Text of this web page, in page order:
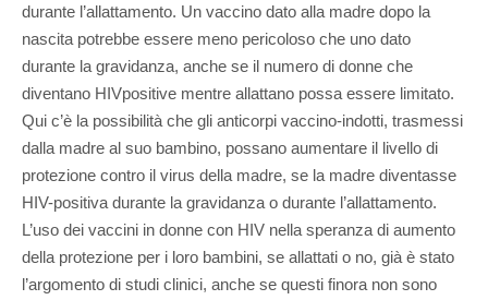
durante l’allattamento. Un vaccino dato alla madre dopo la
nascita potrebbe essere meno pericoloso che uno dato
durante la gravidanza, anche se il numero di donne che
diventano HIVpositive mentre allattano possa essere limitato.
Qui c’è la possibilità che gli anticorpi vaccino-indotti, trasmessi
dalla madre al suo bambino, possano aumentare il livello di
protezione contro il virus della madre, se la madre diventasse
HIV-positiva durante la gravidanza o durante l’allattamento.
L’uso dei vaccini in donne con HIV nella speranza di aumento
della protezione per i loro bambini, se allattati o no, già è stato
l’argomento di studi clinici, anche se questi finora non sono